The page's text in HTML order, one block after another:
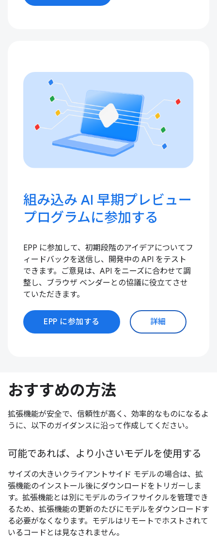
組み込み AI 早期プレビュー
プログラムに参加する
EPP に参加して、初期段階のアイデアについてフ
ィードバックを送信し、開発中の API をテスト
できます。ご意見は、API をニーズに合わせて調
整し、ブラウザ ベンダーとの協議に役立てさせ
ていただきます。
EPP に参加する 詳細
おすすめの方法
拡張機能が安全で、信頼性が高く、効率的なものになるよ
うに、以下のガイダンスに沿って作成してください。
可能であれば、より小さいモデルを使用する
サイズの大きいクライアントサイド モデルの場合は、拡
張機能のインストール後にダウンロードをトリガーしま
す。拡張機能とは別にモデルのライフサイクルを管理でき
るため、拡張機能の更新のたびにモデルをダウンロードす
る必要がなくなります。モデルはリモートでホストされて
いるコードとは見なされません。